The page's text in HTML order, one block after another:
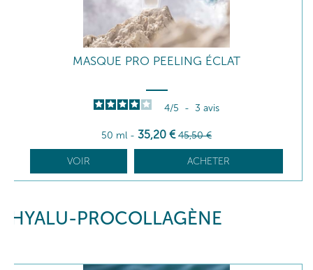
MASQUE PRO PEELING ÉCLAT
4/5 - 3 avis
50 ml - 35,20 € 45,50 €
VOIR ACHETER
HYALU-PROCOLLAGÈNE